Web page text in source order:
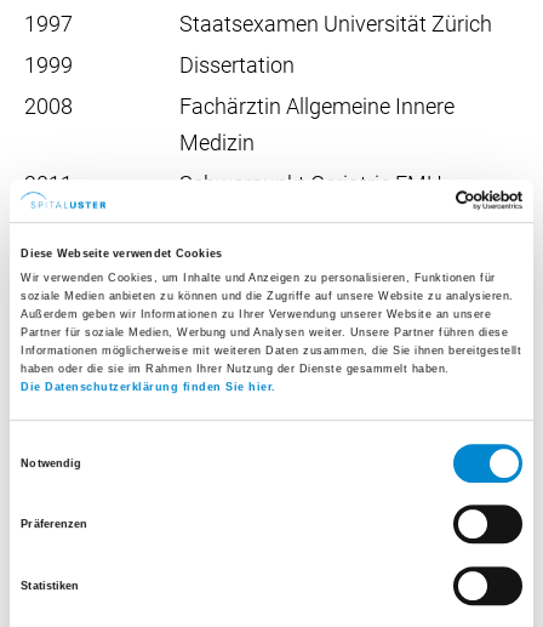
Diese Webseite verwendet Cookies
Wir verwenden Cookies, um Inhalte und Anzeigen zu personalisieren, Funktionen für
soziale Medien anbieten zu können und die Zugriffe auf unsere Website zu analysieren.
Außerdem geben wir Informationen zu Ihrer Verwendung unserer Website an unsere
Partner für soziale Medien, Werbung und Analysen weiter. Unsere Partner führen diese
Informationen möglicherweise mit weiteren Daten zusammen, die Sie ihnen bereitgestellt
haben oder die sie im Rahmen Ihrer Nutzung der Dienste gesammelt haben.
Die Datenschutzerklärung finden Sie hier.
Notwendig
Präferenzen
Statistiken
1997
Staatsexamen Universität Zürich
1999
Dissertation
2008
Fachärztin Allgemeine Innere
Medizin
2011
Schwerpunkt Geriatrie FMH
Kaderarzttätigkeit
2007-2009
Oberärztin, Stadtärztlicher Dienst
Zürich
2011-2013
Leitende Ärztin, Geriatrischer Dienst
Leitende Ärztin, Innere Medizin und
seit 01/2022
Chefärztin Geriatrie, Spital Uster